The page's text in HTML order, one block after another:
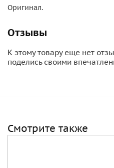
Оригинал.
Отзывы
К этому товару еще нет
поделись своими
Смотрите также